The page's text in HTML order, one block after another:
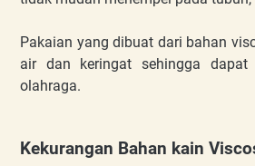
Pakaian yang dibuat dari bahan
air dan keringat sehingga dapat
olahraga.
Kekurangan Bahan kain